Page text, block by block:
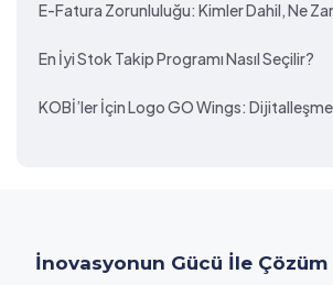
E-Fatura Zorunluluğu: Kimler Dahil, Ne
En İyi Stok Takip Programı Nasıl Seçilir?
KOBİ’ler İçin Logo GO Wings:
İnovasyonun Gücü İle Çözüm